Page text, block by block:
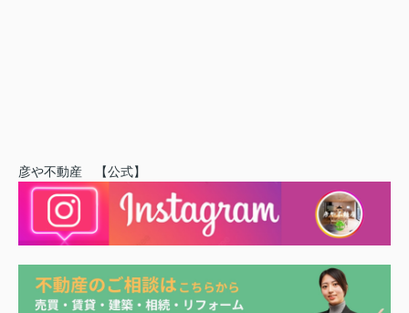
彦や不動産 【公式】